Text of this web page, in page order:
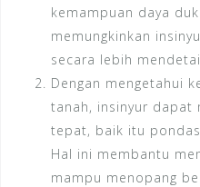
kemampuan daya
memungkinkan
secara lebih
Dengan mengetahui
tanah, insinyur dapat
tepat, baik itu
Hal ini membantu
mampu menopang